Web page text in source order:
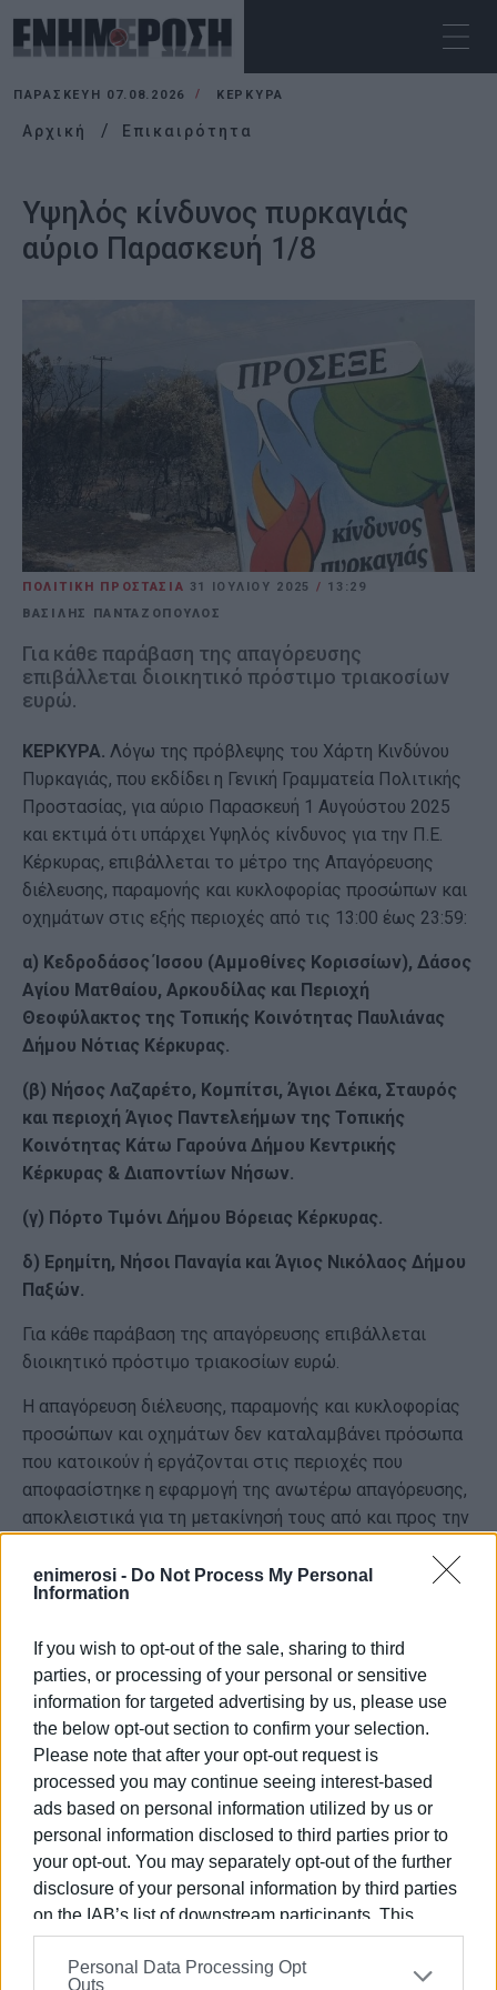
enimerosi - Do Not Process My Personal
Information
If you wish to opt-out of the sale, sharing to third
parties, or processing of your personal or sensitive
information for targeted advertising by us, please use
the below opt-out section to confirm your selection.
Please note that after your opt-out request is
processed you may continue seeing interest-based
ads based on personal information utilized by us or
personal information disclosed to third parties prior to
your opt-out. You may separately opt-out of the further
disclosure of your personal information by third parties
on the IAB’s list of downstream participants. This
information may also be disclosed by us to third parties
on theIAB’s List of Downstream Participants
that may
Personal Data Processing Opt
Outs
ΠΑΡΑΣΚΕΥΉ 07.08.2026 ΚΕΡΚΥΡΑ
Αρχική Επικαιρότητα
Υψηλός κίνδυνος πυρκαγιάς
αύριο Παρασκευή 1/8
ΠΟΛΙΤΙΚΗ ΠΡΟΣΤΑΣΙΑ 31 ΙΟΥΛΊΟΥ 2025 / 13:29
ΒΑΣΙΛΗΣ ΠΑΝΤΑΖΟΠΟΥΛΟΣ
Για κάθε παράβαση της απαγόρευσης
επιβάλλεται διοικητικό πρόστιμο τριακοσίων
ευρώ.
ΚΕΡΚΥΡΑ. Λόγω της πρόβλεψης του Χάρτη Κινδύνου
Πυρκαγιάς, που εκδίδει η Γενική Γραμματεία Πολιτικής
Προστασίας, για αύριο Παρασκευή 1 Αυγούστου 2025
και εκτιμά ότι υπάρχει Υψηλός κίνδυνος για την Π.Ε.
Κέρκυρας, επιβάλλεται το μέτρο της Απαγόρευσης
διέλευσης, παραμονής και κυκλοφορίας προσώπων και
οχημάτων στις εξής περιοχές από τις 13:00 έως 23:59:
α) Κεδροδάσος Ίσσου (Αμμοθίνες Κορισσίων), Δάσος
Αγίου Ματθαίου, Αρκουδίλας και Περιοχή
Θεοφύλακτος της Τοπικής Κοινότητας Παυλιάνας
Δήμου Νότιας Κέρκυρας.
(β) Νήσος Λαζαρέτο, Κομπίτσι, Άγιοι Δέκα, Σταυρός
και περιοχή Άγιος Παντελεήμων της Τοπικής
Κοινότητας Κάτω Γαρούνα Δήμου Κεντρικής
Κέρκυρας & Διαποντίων Νήσων.
(γ) Πόρτο Τιμόνι Δήμου Βόρειας Κέρκυρας.
δ) Ερημίτη, Νήσοι Παναγία και Άγιος Νικόλαος Δήμου
Παξών.
Για κάθε παράβαση της απαγόρευσης επιβάλλεται
διοικητικό πρόστιμο τριακοσίων ευρώ.
Η απαγόρευση διέλευσης, παραμονής και κυκλοφορίας
προσώπων και οχημάτων δεν καταλαμβάνει πρόσωπα
που κατοικούν ή εργάζονται στις περιοχές που
αποφασίστηκε η εφαρμογή της ανωτέρω απαγόρευσης,
αποκλειστικά για τη μετακίνησή τους από και προς την
μετακινούνται εντός του οδικού δικτύου, με την
επιφύλαξη της δυνατότητας επιβολής του μέτρου της
αυτού από τα κατά περίπτωση αρμόδια Όργανα.
Αρμόδιες Αρχές για τη διασφάλιση εφαρμογής της
Απόφασης Απαγόρευσης και τη βεβαίωση των
διοικητικών προστίμων ορίζονται (α) η Αστυνομική
Διεύθυνση Κέρκυρας, (β) η Διοίκηση Πυροσβεστικής
Υπηρεσίας Νομού Κέρκυρας και (γ) η Δασική Υπηρεσία
Κέρκυρας.
ΦΩΤΟ@orchomenos.gr